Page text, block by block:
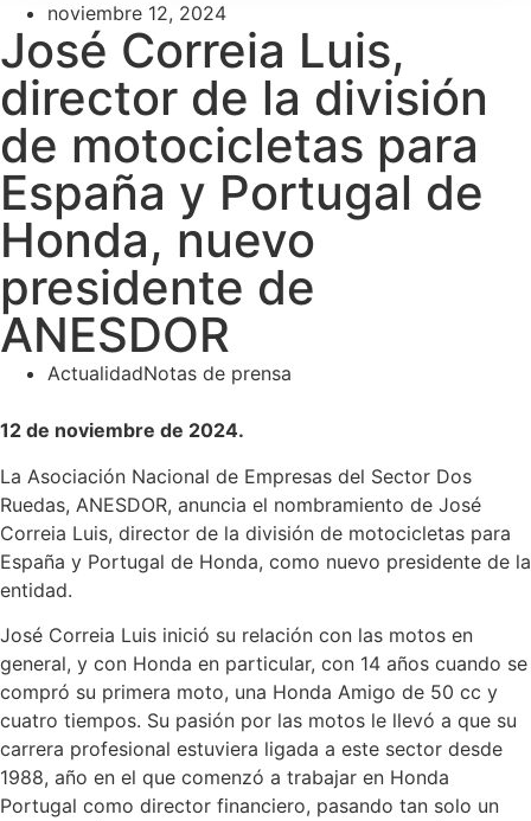
noviembre 12, 2024
José Correia Luis,
director de la división
de motocicletas para
España y Portugal de
Honda, nuevo
presidente de
ANESDOR
ActualidadNotas de prensa
12 de noviembre de 2024.
La Asociación Nacional de Empresas del Sector Dos
Ruedas, ANESDOR, anuncia el nombramiento de José
Correia Luis, director de la división de motocicletas para
España y Portugal de Honda, como nuevo presidente de la
entidad.
José Correia Luis inició su relación con las motos en
general, y con Honda en particular, con 14 años cuando se
compró su primera moto, una Honda Amigo de 50 cc y
cuatro tiempos. Su pasión por las motos le llevó a que su
carrera profesional estuviera ligada a este sector desde
1988, año en el que comenzó a trabajar en Honda
Portugal como director financiero, pasando tan solo un